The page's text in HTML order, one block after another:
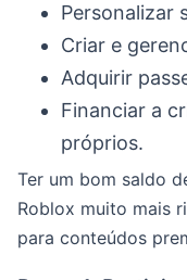
Personalizar
Criar e
Adquirir
Financiar a
próprios.
Ter um bom saldo
Roblox muito mais
para conteúdos